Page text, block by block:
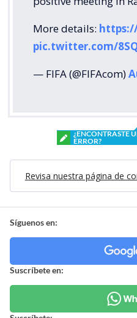
More details:
pic.twitter.com/
— FIFA (@FIFAcom)
¿ENCONTRASTE
ERROR?
Revisa nuestra página de
Síguenos en:
Suscríbete en: